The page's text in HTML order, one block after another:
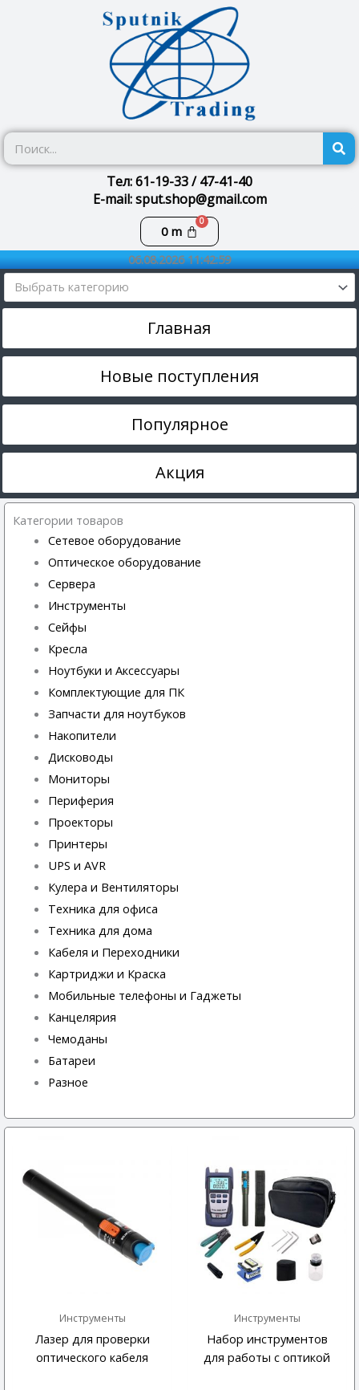
Тел: 61-19-33 / 47-41-40
E-mail: sput.shop@gmail.com
0m
Корзина
06.08.2026 11:42:59
Выбрать категорию
Главная
Новые поступления
Популярное
Акция
Категории товаров
Сетевое оборудование
Оптическое оборудование
Сервера
Инструменты
Сейфы
Кресла
Ноутбуки и Аксессуары
Комплектующие для ПК
Запчасти для ноутбуков
Накопители
Дисководы
Мониторы
Периферия
Проекторы
Принтеры
UPS и AVR
Кулера и Вентиляторы
Техника для офиса
Техника для дома
Кабеля и Переходники
Картриджи и Краска
Мобильные телефоны и Гаджеты
Канцелярия
Чемоданы
Батареи
Разное
Инструменты
Лазер для проверки
оптического кабеля
Инструменты
Набор инструментов
для работы с оптикой